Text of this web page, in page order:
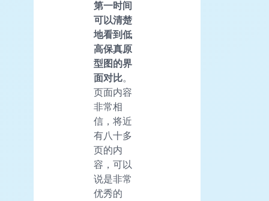
第一时间
可以清楚
地看到低
高保真原
型图的界
面对比。
页面内容
非常相
信，将近
有八十多
页的内
容，可以
说是非常
优秀的